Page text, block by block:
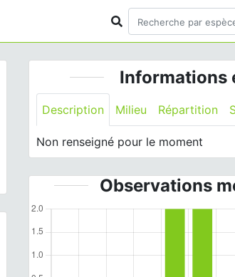
Informations
Description Milieu Répartition
Non renseigné pour le moment
Observations